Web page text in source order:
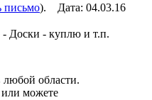
письмо). Дата: 04.03.16
- Доски - куплю и т.п.
любой области.
или можете